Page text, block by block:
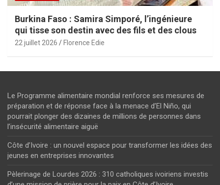
Burkina Faso : Samira Simporé, l’ingénieure
qui tisse son destin avec des fils et des clous
22 juillet 2026 Florence Edie
Le Programme alimentaire mondial renforce ses mesures de
préparation et de réponse face à la menace d’El Niño, qui
pourrait plonger des dizaines de millions de personnes dans
l’insécurité alimentaire aiguë
Côte d’Ivoire : un nouvel espace pour transformer les idées des
jeunes en entreprises innovantes
Pèlerinage de Lourdes 2026 : 310 catholiques ivoiriens investis